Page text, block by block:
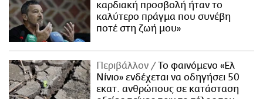
καρδιακή προσβολή ήταν το
καλύτερο πράγμα που συνέβη
ποτέ στη ζωή μου»
Περιβάλλον
Το φαινόμενο «Ελ
Νίνιο» ενδέχεται να οδηγήσει 50
εκατ. ανθρώπους σε κατάσταση